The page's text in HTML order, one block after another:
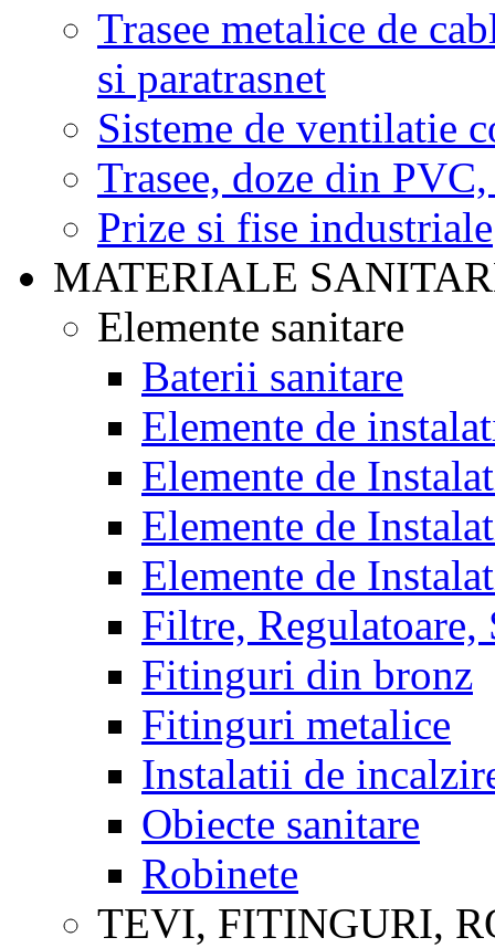
Trasee metalice de
si paratrasnet
Sisteme de ventilatie
Trasee, doze din
Prize si fise industriale
MATERIALE
Elemente sanitare
Baterii sanitare
Elemente de
Elemente de
Elemente de
Elemente de
Filtre, Regulatoare,
Fitinguri din bronz
Fitinguri metalice
Instalatii de
Obiecte sanitare
Robinete
TEVI, FITINGURI,